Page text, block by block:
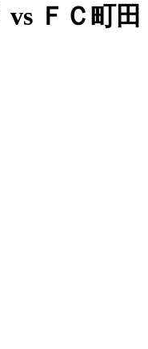
vs ＦＣ町田